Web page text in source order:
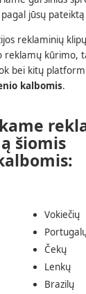
jūsų
reklaminių klipų
reklamų kūrimo,
bei kitų
kalbomis.
šiomis
Vokiečių
Čekų
Lenkų
Brazilų